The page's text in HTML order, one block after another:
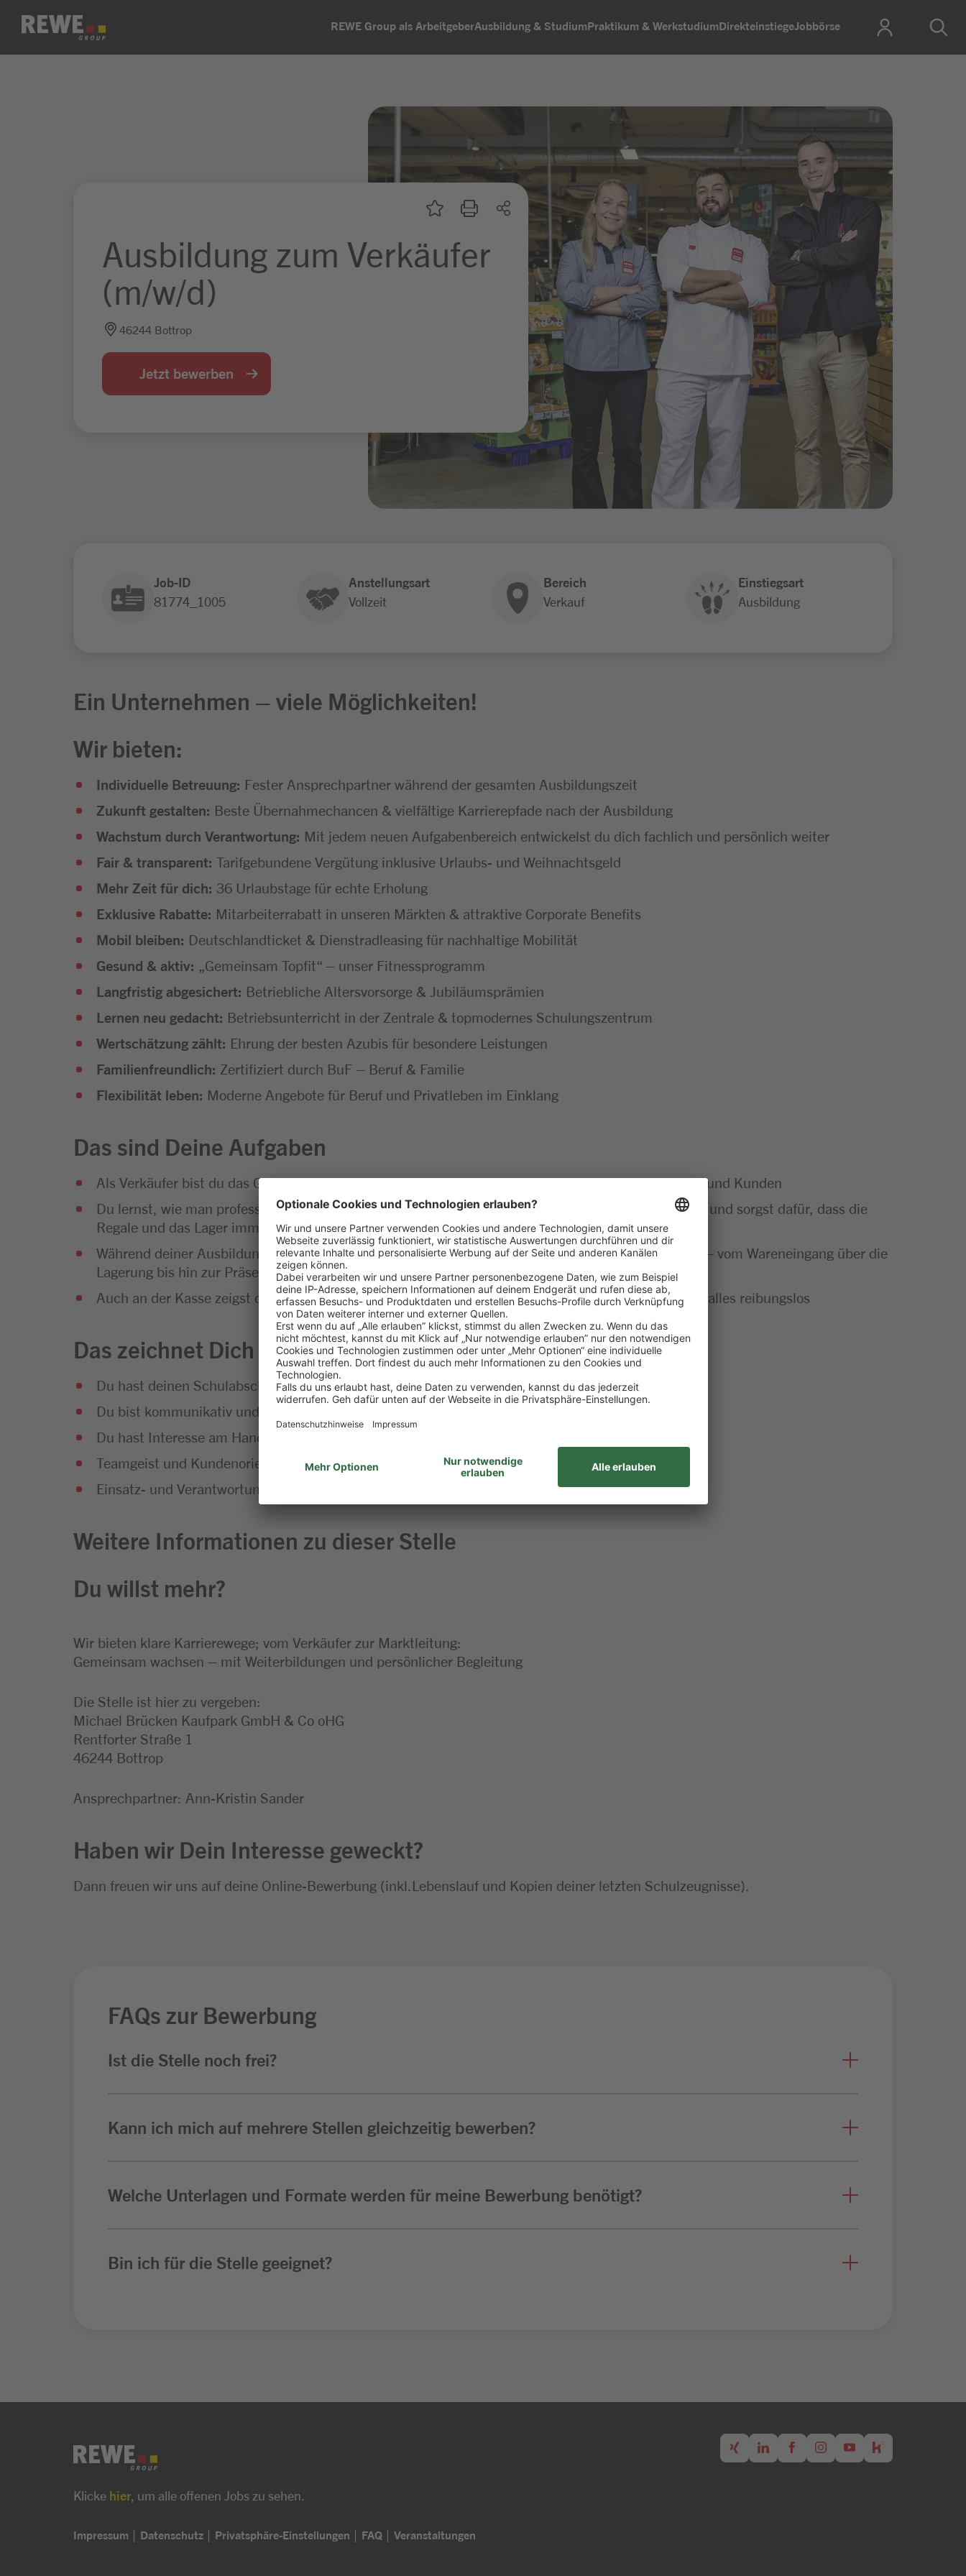
Zum Inhalt springen REWE Group als ArbeitgeberAusbildung & StudiumPraktikum & WerkstudiumDirekteinstiegeJobbörse
Ausbildung zum Verkäufer
(m/w/d)
46244 Bottrop
Jetzt bewerben
Job-ID
81774_1005
Anstellungsart
Vollzeit
Bereich
Verkauf
Einstiegsart
Ausbildung
Ein Unternehmen – viele Möglichkeiten!
Wir bieten:
Individuelle Betreuung: Fester Ansprechpartner während der gesamten Ausbildungszeit
Zukunft gestalten: Beste Übernahmechancen & vielfältige Karrierepfade nach der Ausbildung
Wachstum durch Verantwortung: Mit jedem neuen Aufgabenbereich entwickelst du dich fachlich und persönlich weiter
Fair & transparent: Tarifgebundene Vergütung inklusive Urlaubs- und Weihnachtsgeld
Mehr Zeit für dich: 36 Urlaubstage für echte Erholung
Exklusive Rabatte: Mitarbeiterrabatt in unseren Märkten & attraktive Corporate Benefits
Mobil bleiben: Deutschlandticket & Dienstradleasing für nachhaltige Mobilität
Gesund & aktiv: „Gemeinsam Topfit“ – unser Fitnessprogramm
Langfristig abgesichert: Betriebliche Altersvorsorge & Jubiläumsprämien
Lernen neu gedacht: Betriebsunterricht in der Zentrale & topmodernes Schulungszentrum
Wertschätzung zählt: Ehrung der besten Azubis für besondere Leistungen
Familienfreundlich: Zertifiziert durch BuF – Beruf & Familie
Flexibilität leben: Moderne Angebote für Beruf und Privatleben im Einklang
Das sind Deine Aufgaben
Als Verkäufer bist du das Gesicht unseres Marktes – erster Ansprechpartner für unsere Kundinnen und Kunden
Du lernst, wie man professionelle Verkaufsgespräche führt, wirst zum Experten für unser Sortiment und sorgst dafür, dass die
Regale und das Lager immer gut gefüllt sind
Während deiner Ausbildung wirst du mit allen wichtigen Einzelhandelsprozessen vertraut gemacht – vom Wareneingang über die
Lagerung bis hin zur Präsentation und dem Verkauf
Auch an der Kasse zeigst du vollen Einsatz – vom Kassieren bis zur Kassenabrechnung läuft bei dir alles reibungslos
Das zeichnet Dich aus
Du hast deinen Schulabschluss erfolgreich gemeistert
Du bist kommunikativ und hast Spaß am Umgang mit Menschen
Du hast Interesse am Handel und an Lebensmitteln
Teamgeist und Kundenorientierung gehören für dich einfach dazu
Einsatz- und Verantwortungsbereitschaft bringst du gerne mit
Weitere Informationen zu dieser Stelle
Du willst mehr?
Wir bieten klare Karrierewege; vom Verkäufer zur Marktleitung:
Gemeinsam wachsen – mit Weiterbildungen und persönlicher Begleitung
Die Stelle ist hier zu vergeben:
Michael Brücken Kaufpark GmbH & Co oHG
Rentforter Straße 1
46244 Bottrop
Ansprechpartner: Ann-Kristin Sander
Haben wir Dein Interesse geweckt?
Dann freuen wir uns auf deine Online-Bewerbung (inkl.Lebenslauf und Kopien deiner letzten Schulzeugnisse).
FAQs zur Bewerbung
Ist die Stelle noch frei?
Kann ich mich auf mehrere Stellen gleichzeitig bewerben?
Welche Unterlagen und Formate werden für meine Bewerbung benötigt?
Bin ich für die Stelle geeignet?
Klicke hier , um alle offenen Jobs zu sehen.
Impressum Datenschutz Privatsphäre-Einstellungen FAQ Veranstaltungen